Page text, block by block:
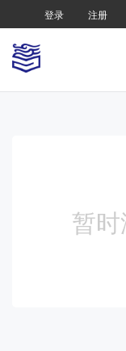
登录 注册
暂